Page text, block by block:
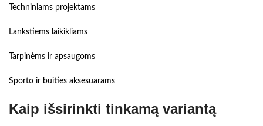
Techniniams projektams
Lankstiems laikikliams
Tarpinėms ir apsaugoms
Sporto ir buities aksesuarams
Kaip išsirinkti tinkamą variantą